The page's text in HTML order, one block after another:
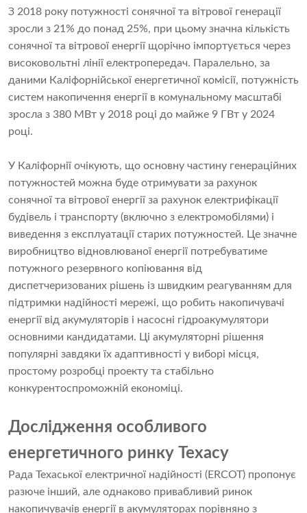
З 2018 року потужності сонячної та вітрової генерації
зросли з 21% до понад 25%, при цьому значна кількість
сонячної та вітрової енергії щорічно імпортується через
високовольтні лінії електропередач. Паралельно, за
даними Каліфорнійської енергетичної комісії, потужність
систем накопичення енергії в комунальному масштабі
зросла з 380 МВт у 2018 році до майже 9 ГВт у 2024
році.
У Каліфорнії очікують, що основну частину генераційних
потужностей можна буде отримувати за рахунок
сонячної та вітрової енергії за рахунок електрифікації
будівель і транспорту (включно з електромобілями) і
виведення з експлуатації старих потужностей. Це значне
виробництво відновлюваної енергії потребуватиме
потужного резервного копіювання від
диспетчеризованих рішень із швидким реагуванням для
підтримки надійності мережі, що робить накопичувачі
енергії від акумуляторів і насосні гідроакумулятори
основними кандидатами. Ці акумуляторні рішення
популярні завдяки їх адаптивності у виборі місця,
простому розробці проекту та стабільно
конкурентоспроможній економіці.
Дослідження особливого
енергетичного ринку Техасу
Рада Техаської електричної надійності (ERCOT) пропонує
разюче інший, але однаково привабливий ринок
накопичувачів енергії в акумуляторах порівняно з